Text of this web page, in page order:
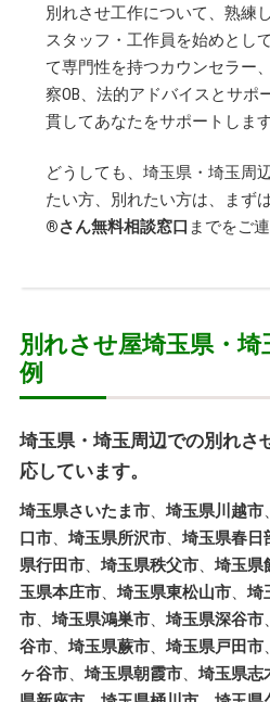
別れさせ工作について、熟練
スタッフ・工作員を始めとし
て専門性を持つカウンセラー
察OB、法的アドバイスとサポ
貫してあなたをサポートします
どうしても、埼玉県・埼玉周
たい方、別れたい方は、まず
®さん無料相談窓口 までをご
別れさせ屋埼玉県・埼
例
埼玉県・埼玉周辺での別れさ
応しています。
埼玉県さいたま市、 埼玉県川越市、
口市、 埼玉県所沢市、 埼玉県春日
県行田市、 埼玉県秩父市、 埼玉県
玉県本庄市、 埼玉県東松山市、 埼
市、 埼玉県鴻巣市、 埼玉県深谷市、
谷市、 埼玉県蕨市、 埼玉県戸田市、
ヶ谷市、 埼玉県朝霞市、 埼玉県志